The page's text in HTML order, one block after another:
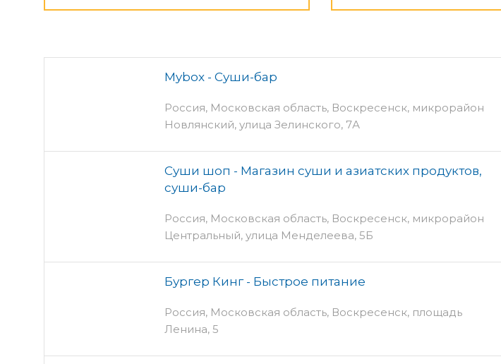
Mybox - Суши-бар
Россия, Московская область, Воскресенск, микрорайон
Новлянский, улица Зелинского, 7А
Суши шоп - Магазин суши и азиатских продуктов,
суши-бар
Россия, Московская область, Воскресенск, микрорайон
Центральный, улица Менделеева, 5Б
Бургер Кинг - Быстрое питание
Россия, Московская область, Воскресенск, площадь
Ленина, 5